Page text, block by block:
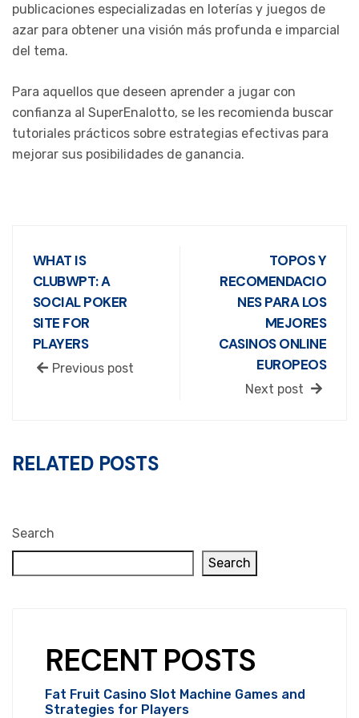
publicaciones especializadas en loterías y juegos de
azar para obtener una visión más profunda e imparcial
del tema.
Para aquellos que deseen aprender a jugar con
confianza al SuperEnalotto, se les recomienda buscar
tutoriales prácticos sobre estrategias efectivas para
mejorar sus posibilidades de ganancia.
WHAT IS
CLUBWPT: A
SOCIAL POKER
SITE FOR
PLAYERS
Previous post
TOPOS Y
RECOMENDACIO
NES PARA LOS
MEJORES
CASINOS ONLINE
EUROPEOS
Next post
RELATED POSTS
Search
Search
RECENT POSTS
Fat Fruit Casino Slot Machine Games and
Strategies for Players